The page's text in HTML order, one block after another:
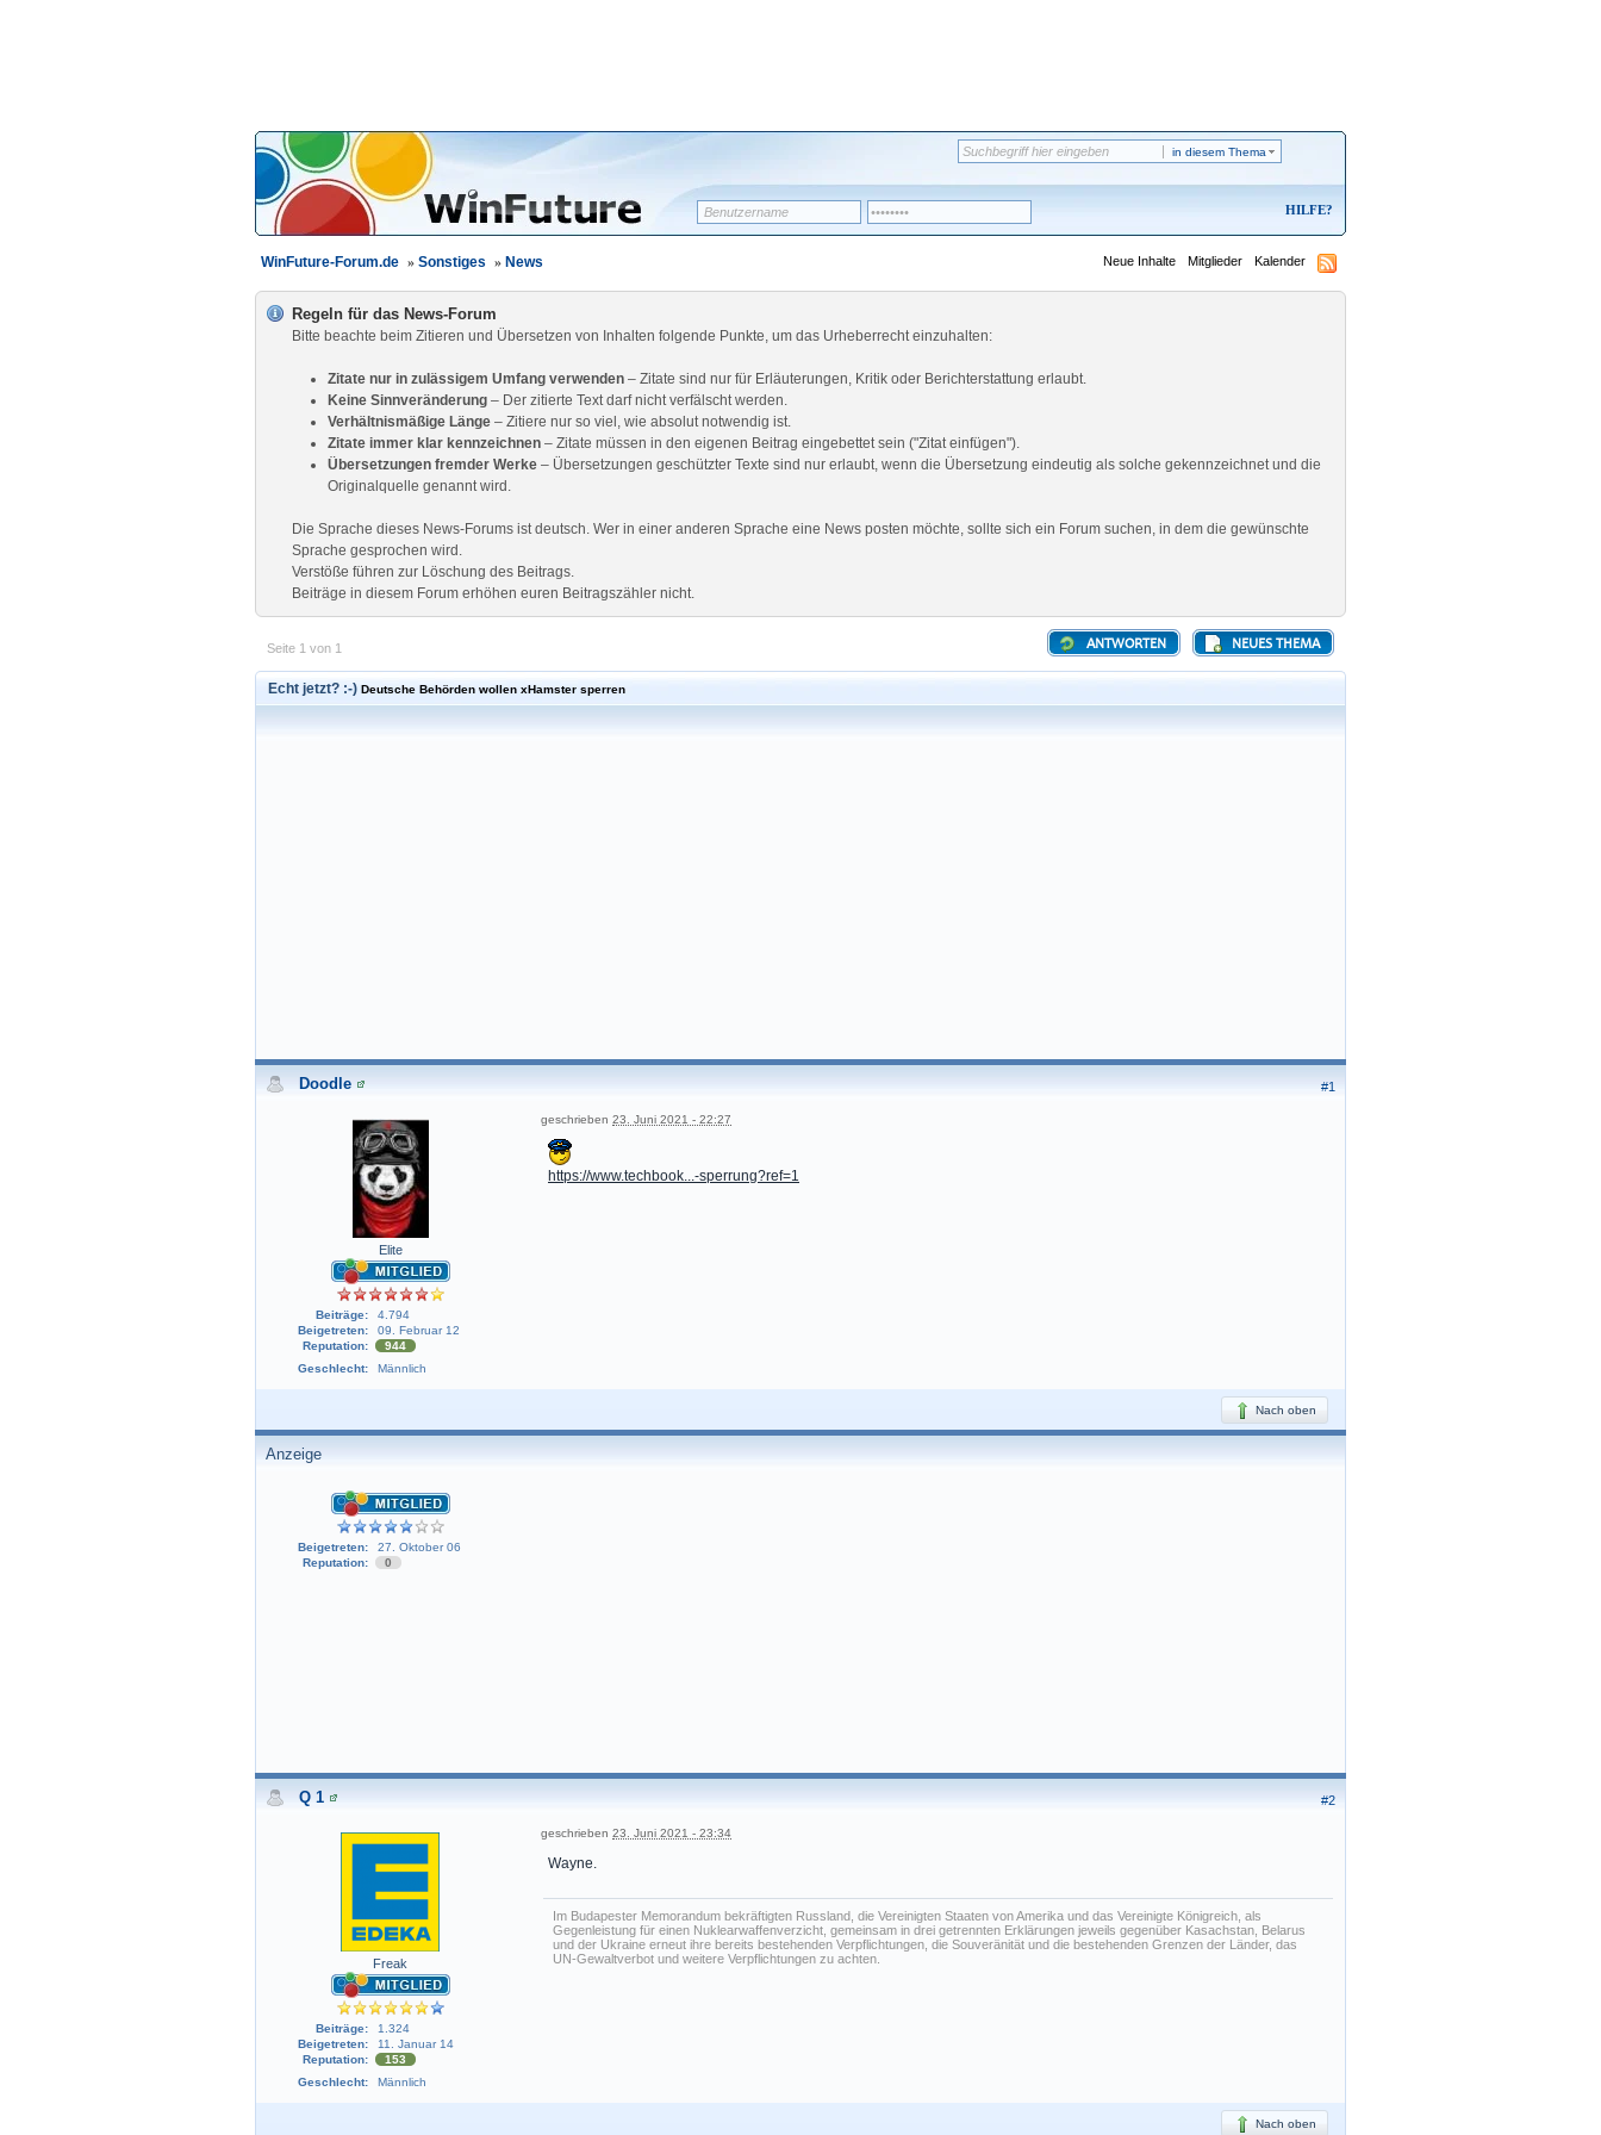
in diesem Thema
HILFE
WinFuture-Forum.de » Sonstiges » News Neue Inhalte Mitglieder Kalender
Regeln für das News-Forum
Bitte beachte beim Zitieren und Übersetzen von Inhalten folgende Punkte, um das Urheberrecht einzuhalten:
Zitate nur in zulässigem Umfang verwenden – Zitate sind nur für Erläuterungen, Kritik oder Berichterstattung erlaubt.
Keine Sinnveränderung – Der zitierte Text darf nicht verfälscht werden.
Verhältnismäßige Länge – Zitiere nur so viel, wie absolut notwendig ist.
Zitate immer klar kennzeichnen – Zitate müssen in den eigenen Beitrag eingebettet sein ("Zitat einfügen").
Übersetzungen fremder Werke – Übersetzungen geschützter Texte sind nur erlaubt, wenn die Übersetzung eindeutig als solche gekennzeichnet und die
Originalquelle genannt wird.
Die Sprache dieses News-Forums ist deutsch. Wer in einer anderen Sprache eine News posten möchte, sollte sich ein Forum suchen, in dem die gewünschte
Sprache gesprochen wird.
Verstöße führen zur Löschung des Beitrags.
Beiträge in diesem Forum erhöhen euren Beitragszähler nicht.
Seite 1 von 1 NEUES THEMA
ANTWORTEN
Echt jetzt? :-) Deutsche Behörden wollen xHamster sperren
#1
Doodle
Elite
Beiträge:
4.794
Beigetreten:
09. Februar 12
Reputation:
944
Geschlecht:
Männlich
geschrieben 23. Juni 2021 - 22:27
https://www.techbook...-sperrung?ref=1
Nach oben
Anzeige
Beigetreten:
27. Oktober 06
Reputation:
0
#2
Q 1
Freak
Beiträge:
1.324
Beigetreten:
11. Januar 14
Reputation:
153
Geschlecht:
Männlich
geschrieben 23. Juni 2021 - 23:34
Wayne.
Im Budapester Memorandum bekräftigten Russland, die Vereinigten Staaten von Amerika und das Vereinigte Königreich, als
Gegenleistung für einen Nuklearwaffenverzicht, gemeinsam in drei getrennten Erklärungen jeweils gegenüber Kasachstan, Belarus
und der Ukraine erneut ihre bereits bestehenden Verpflichtungen, die Souveränität und die bestehenden Grenzen der Länder, das
UN-Gewaltverbot und weitere Verpflichtungen zu achten.
Nach oben